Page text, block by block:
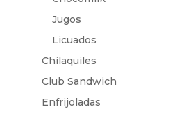
Jugos
Licuados
Chilaquiles
Club Sandwich
Enfrijoladas